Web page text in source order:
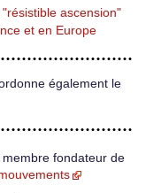
"résistible ascension"
et en Europe
également le
membre fondateur de